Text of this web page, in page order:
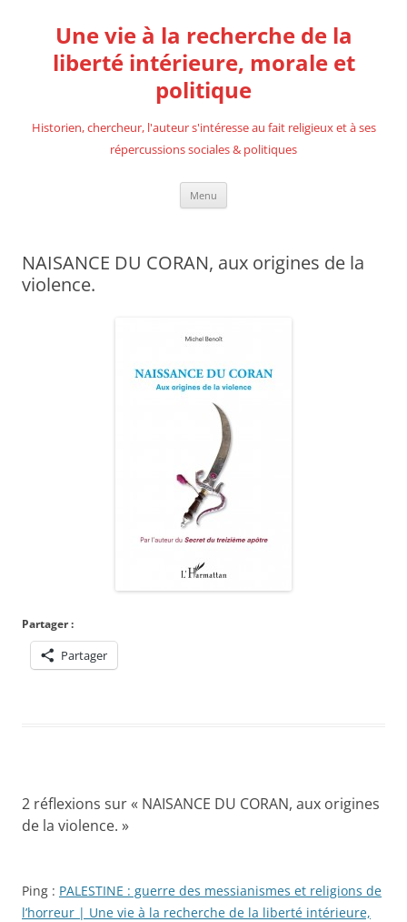
contenuUne vie à la recherche de la
liberté intérieure, morale et
politique
Historien, chercheur, l'auteur s'intéresse au fait religieux et à ses
répercussions sociales & politiques
Menu
NAISANCE DU CORAN, aux origines de la
violence.
Partager :
Partager
2 réflexions sur « NAISANCE DU CORAN, aux origines
de la violence. »
Ping : PALESTINE : guerre des messianismes et religions de
l’horreur | Une vie à la recherche de la liberté intérieure,